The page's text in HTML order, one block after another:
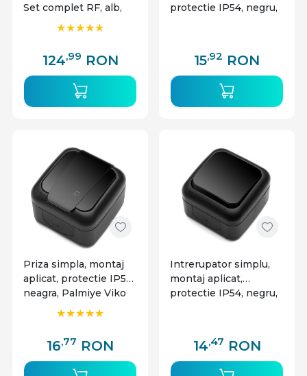
Set complet RF, alb,
Optonica
124,99 RON
protectie IP54, negru,
15,92 RON
Priza simpla, montaj
aplicat, protectie IP54,
neagra, Palmiye Viko
16,77 RON
Intrerupator simplu,
montaj aplicat,
protectie IP54, negru,
14,47 RON